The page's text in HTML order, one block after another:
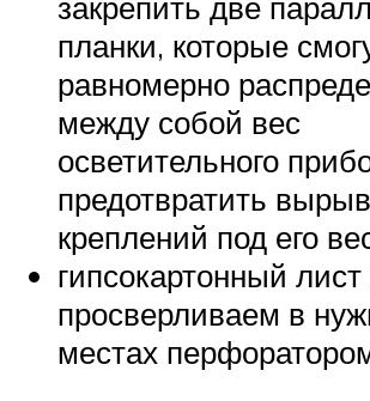
закрепить две
планки, которые
равномерно
между собой вес
осветительного
предотвратить
креплений под его
гипсокартонный
просверливаем в
местах